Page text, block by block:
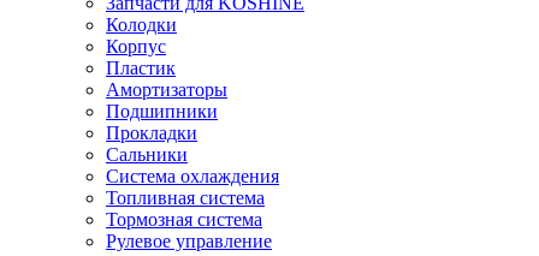
Колодки
Корпус
Пластик
Амортизаторы
Подшипники
Прокладки
Сальники
Система охлаждения
Топливная система
Тормозная система
Рулевое управление